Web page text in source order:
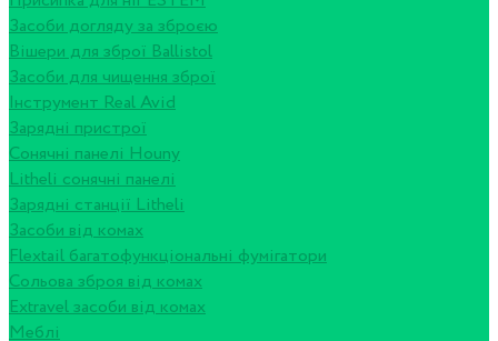
Засоби догляду за зброєю
Вішери для зброї Ballistol
Засоби для чищення зброї
Інструмент Real Avid
Зарядні пристрої
Сонячні панелі Houny
Litheli сонячні панелі
Зарядні станції Litheli
Засоби від комах
Flextail багатофункціональні фумігатори
Сольова зброя від комах
Extravel засоби від комах
Меблі